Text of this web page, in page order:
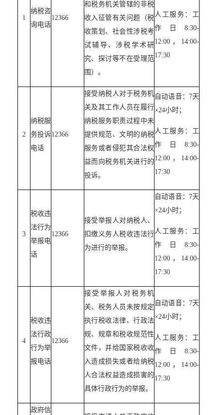
1
纳税咨
询电话
12366
和税务机关管辖的非税
收入征管有关问题（税
收策划、社会性涉税考
试辅导、涉税学术研
究、探讨等不在受理范
围）。
人工服务：工
作日8:30-
12:00，14:00-
17:30
2
纳税服
务投诉
电话
12366
接受纳税人对于税务机
关及其工作人员在履行
纳税服务职责过程中未
提供规范、文明的纳税
服务或者侵犯其合法权
益而向税务机关进行的
投诉。
自动语音：7天
×24小时；
人工服务：工
作日8:30-
12:00，14:00-
17:30
3
税收违
法行为
举报电
话
12366
接受举报人对纳税人、
扣缴义务人税收违法行
为进行的举报。
自动语音：7天
×24小时；
人工服务：工
作日8:30-
12:00，14:00-
17:30
4
税收违
法行政
行为举
报电话
12366
接受举报人对税务机
关、税务人员未按规定
执行税收法律、行政法
规、规章和税收规范性
文件，并给国家税收收
入造成损失或者给纳税
人合法权益造成损害的
具体行政行为的举报。
自动语音：7天
×24小时；
人工服务：工
作日8:30-
12:00，14:00-
17:30
政府信